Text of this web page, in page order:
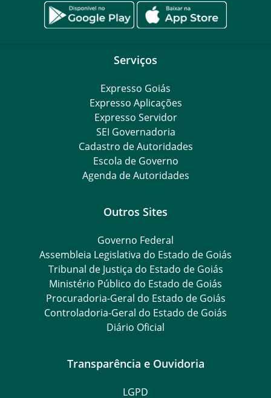
Serviços
Expresso Goiás
Expresso Aplicações
Expresso Servidor
SEI Governadoria
Cadastro de Autoridades
Escola de Governo
Agenda de Autoridades
Outros Sites
Governo Federal
Assembleia Legislativa do Estado de Goiás
Tribunal de Justiça do Estado de Goiás
Ministério Público do Estado de Goiás
Procuradoria-Geral do Estado de Goiás
Controladoria-Geral do Estado de Goiás
Diário Oficial
Transparência e Ouvidoria
LGPD